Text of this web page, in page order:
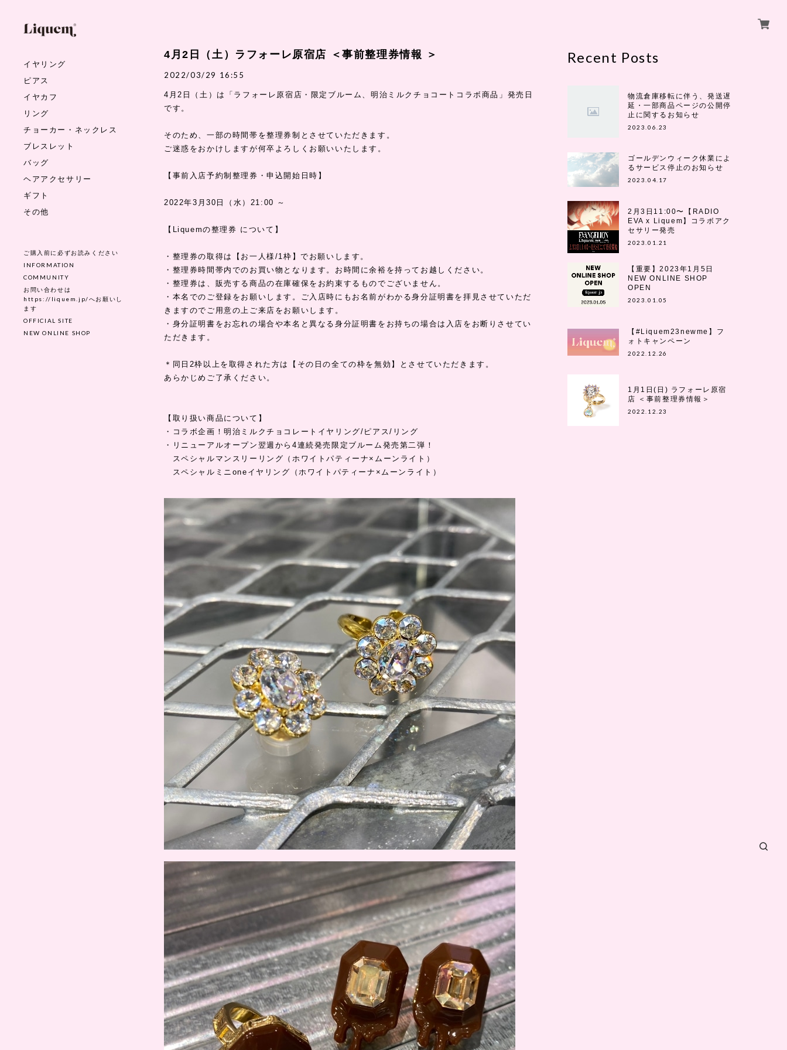
イヤリング
ピアス
イヤカフ
リング
チョーカー・ネックレス
ブレスレット
バッグ
ヘアアクセサリー
ギフト
その他
ご購入前に必ずお読みください
INFORMATION
COMMUNITY
お問い合わせは
https://liquem.jp/へお願いし
ます
OFFICIAL SITE
NEW ONLINE SHOP
4月2日（土）ラフォーレ原宿店 ＜事前整理券情報 ＞
2022/03/29 16:55
4月2日（土）は「ラフォーレ原宿店・限定ブルーム、明治ミルクチョコートコラボ商品」発売日
です。
そのため、一部の時間帯を整理券制とさせていただきます。
ご迷惑をおかけしますが何卒よろしくお願いいたします。
【事前入店予約制整理券・申込開始日時】
2022年3月30日（水）21:00 ～
【Liquemの整理券 について】
・整理券の取得は【お一人様/1枠】でお願いします。
・整理券時間帯内でのお買い物となります。お時間に余裕を持ってお越しください。
・整理券は、販売する商品の在庫確保をお約束するものでございません。
・本名でのご登録をお願いします。ご入店時にもお名前がわかる身分証明書を拝見させていただ
きますのでご用意の上ご来店をお願いします。
・身分証明書をお忘れの場合や本名と異なる身分証明書をお持ちの場合は入店をお断りさせてい
ただきます。
＊同日2枠以上を取得された方は【その日の全ての枠を無効】とさせていただきます。
あらかじめご了承ください。
【取り扱い商品について】
・コラボ企画！明治ミルクチョコレートイヤリング/ピアス/リング
・リニューアルオープン翌週から4連続発売限定ブルーム発売第二弾！
スペシャルマンスリーリング（ホワイトパティーナ×ムーンライト）
スペシャルミニoneイヤリング（ホワイトパティーナ×ムーンライト）
Recent Posts
物流倉庫移転に伴う、発送遅
延・一部商品ページの公開停
止に関するお知らせ
2023.06.23
ゴールデンウィーク休業によ
るサービス停止のお知らせ
2023.04.17
2月3日11:00〜【RADIO
EVA x Liquem】コラボアク
セサリー発売
2023.01.21
【重要】2023年1月5日
NEW ONLINE SHOP
OPEN
2023.01.05
【#Liquem23newme】フ
ォトキャンペーン
2022.12.26
1月1日(日) ラフォーレ原宿
店 ＜事前整理券情報＞
2022.12.23